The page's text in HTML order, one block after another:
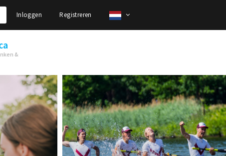
Inloggen Registreren
&